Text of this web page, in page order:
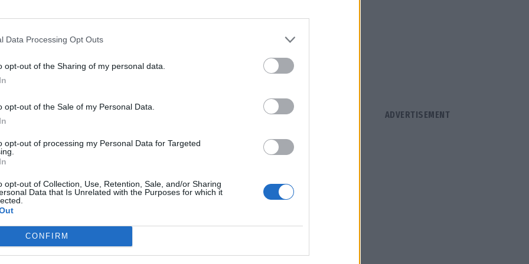
Data Processing Opt Outs
opt-out of the Sharing of my personal data.
opt-out of the Sale of my Personal Data.
opt-out of processing my Personal Data for Targeted
opt-out of Collection, Use, Retention, Sale, and/or Sharing
Data that Is Unrelated with the Purposes for which it
CONFIRM
τη χώρα στον άξονα Ελλάδας–Κύπρου–Ισραήλ, ενισχύει
διευκολύνει την παρουσία ισραηλινών εταιρειών και
της ELBIT στην 120 ΠΕΑ δείχνει ότι η εμπλοκή δεν είναι
και η Δυτική Παραλία στην ίδια αλυσίδα
στους μηχανισμούς του, στους υποστηρικτές της
πάνω στην κατοχή και σε όσους στην Ελλάδα κάνουν
«ανάπτυξη» με αίμα, δεν υπάρχουν «επενδύσεις» πάνω
λαού.
επένδυσης στη Δυτική Παραλία.
συμφέροντα.